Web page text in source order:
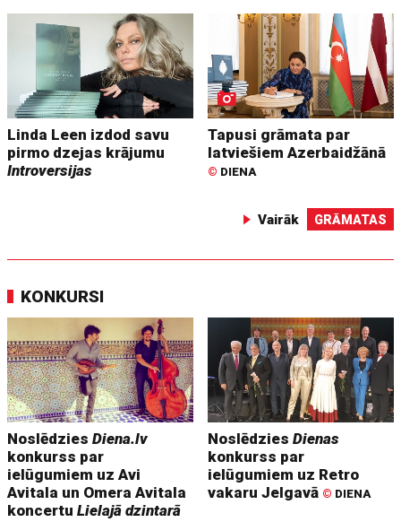
Linda Leen izdod savu
pirmo dzejas krājumu
Introversijas
Tapusi grāmata par
latviešiem Azerbaidžānā
© DIENA
Vairāk GRĀMATAS
KONKURSI
NoslēdziesDiena.lv
konkurss par
ielūgumiem uz Avi
Avitala un Omera Avitala
koncertuLielajā dzintarā
NoslēdziesDienas
konkurss par
ielūgumiem uz Retro
vakaru Jelgavā © DIENA